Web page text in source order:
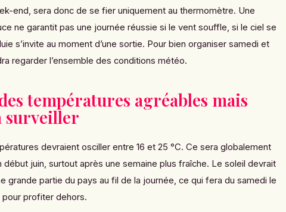
end, sera donc de se fier uniquement au thermomètre. Une
ne garantit pas une journée réussie si le vent souffle, si le ciel se
s’invite au moment d’une sortie. Pour bien organiser samedi et
regarder l’ensemble des conditions météo.
températures agréables mais
surveiller
devraient osciller entre 16 et 25 °C. Ce sera globalement
début juin, surtout après une semaine plus fraîche. Le soleil devrait
grande partie du pays au fil de la journée, ce qui fera du samedi le
pour profiter dehors.